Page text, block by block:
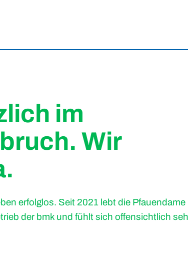
im
Wir
erfolglos. Seit 2021 lebt die Pfauendame
der bmk und fühlt sich offensichtlich